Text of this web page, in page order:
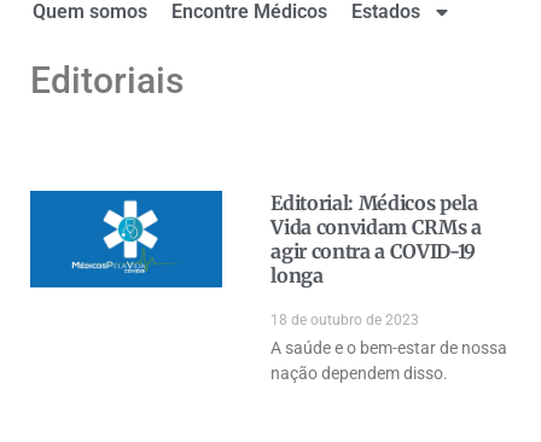
Quem somos Encontre Médicos Estados
Editoriais
Editorial: Médicos pela
Vida convidam CRMs a
agir contra a COVID-19
longa
18 de outubro de 2023
A saúde e o bem-estar de nossa
nação dependem disso.